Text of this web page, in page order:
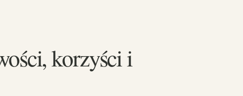
korzyści i